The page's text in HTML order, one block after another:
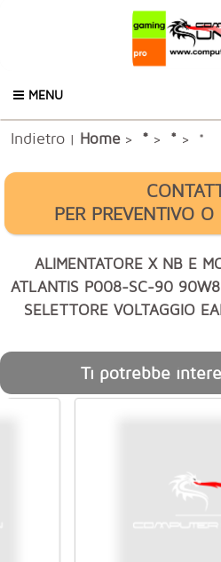
MENU
Indietro | Home> * > * > *
PER PREVENTIVO
ALIMENTATORE X NB E
ATLANTIS P008-SC-90
SELETTORE VOLTAGGIO
Ti potrebbe